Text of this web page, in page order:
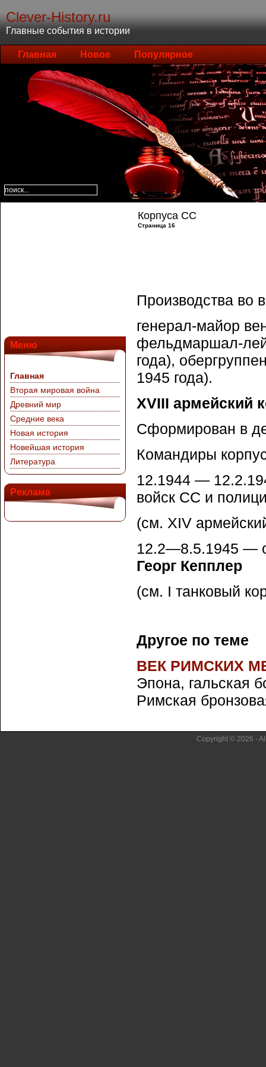
Clever-History.ru
Главные события в истории
Главная Новое Популярное
Меню
Главная
Вторая мировая война
Древний мир
Средние века
Новая история
Новейшая история
Литература
Реклама
Корпуса СС
Страница 16
Производства во
генерал-майор
фельдмаршал-
года),
1945 года).
XVIII армейский
Сформирован в
Командиры
12.1944 —
войск СС и
(см. XIV
12.2—8.5.1945 —
Георг Кепплер
(см. I танковый
Другое по теме
ВЕК РИМСКИХ
Эпона, гальская
Римская
Copyright © 2026 -